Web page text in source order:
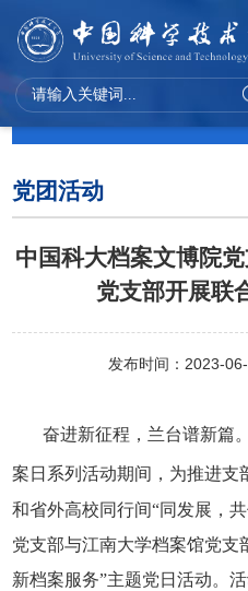
党团建设
党团活动
中国科大档案文博院
党支部开展联
发布时间：2023-
奋进新征程，兰台谱新篇
案日 系列活动期间，为推进支
和省外高校同行间“同发展，
党支部与江南大学档案馆党支
新档案服务”主题党日活动。